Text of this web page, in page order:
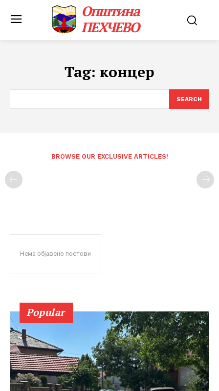
Општина
ПЕХЧЕВО
Tag: концер
SEARCH
BROWSE OUR EXCLUSIVE ARTICLES!
Нема објавено постови
Popular